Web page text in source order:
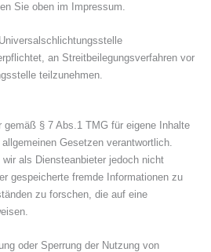
Sie oben im Impressum.
an Streitbeilegungsverfahren vor
teilzunehmen.
§ 7 Abs.1 TMG für eigene Inhalte
Gesetzen verantwortlich.
als Diensteanbieter jedoch nicht
gespeicherte fremde Informationen zu
zu forschen, die auf eine
oder Sperrung der Nutzung von